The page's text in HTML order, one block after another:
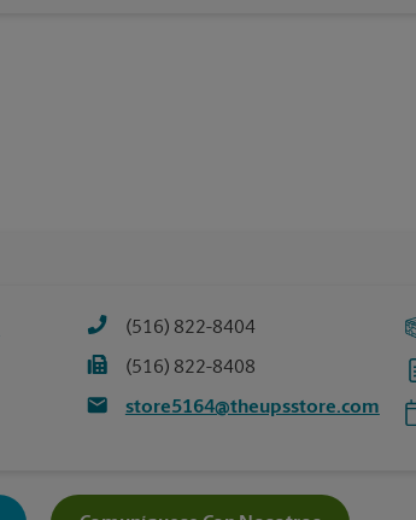
(516) 822-8404
(516) 822-8408
store5164@theupsstore.com